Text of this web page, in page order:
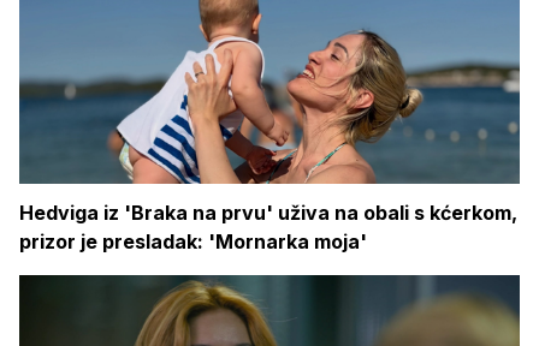
Hedviga iz 'Braka na prvu' uživa na obali s kćerkom,
prizor je presladak: 'Mornarka moja'